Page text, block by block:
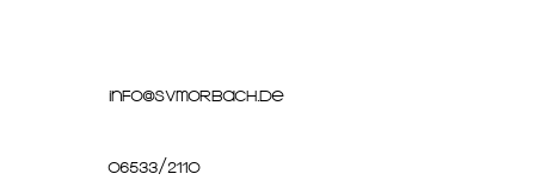
info@svmorbach.de
06533/2110